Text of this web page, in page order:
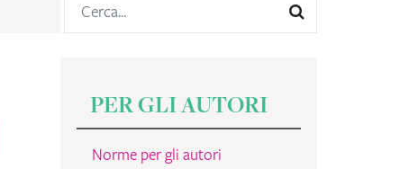
PER GLI AUTORI
Norme per gli autori